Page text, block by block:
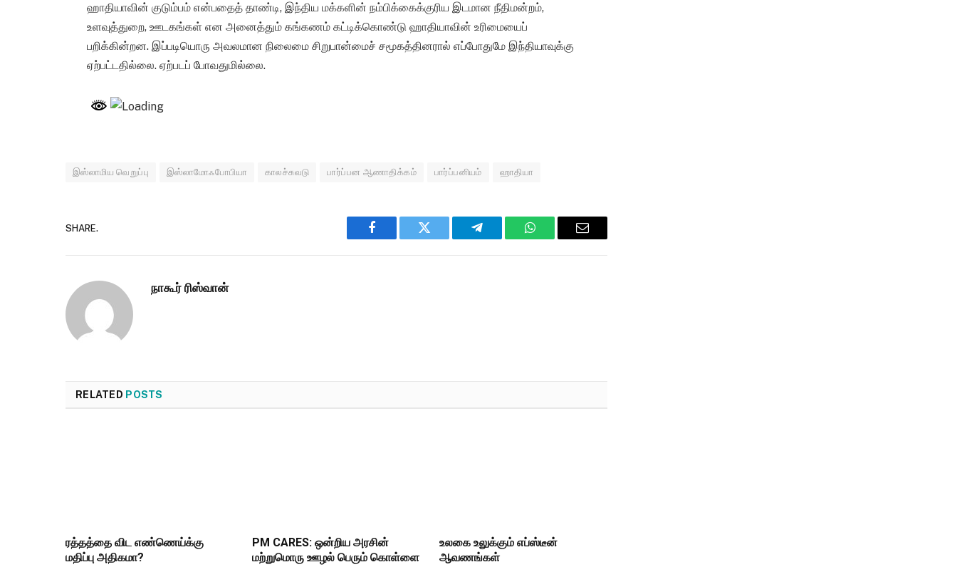
ஹாதியாவின் குடும்பம் என்பதைத் தாண்டி, இந்திய மக்களின் நம்பிக்கைக்குரிய இடமான நீதிமன்றம்,
உளவுத்துறை, ஊடகங்கள் என அனைத்தும் கங்கணம் கட்டிக்கொண்டு ஹாதியாவின் உரிமையைப்
பறிக்கின்றன. இப்படியொரு அவலமான நிலைமை சிறுபான்மைச் சமூகத்தினரால் எப்போதுமே இந்தியாவுக்கு
ஏற்பட்டதில்லை. ஏற்படப் போவதுமில்லை.
இஸ்லாமிய வெறுப்பு இஸ்லாமோஃபோபியா காலச்சுவடு பார்ப்பன ஆணாதிக்கம் பார்ப்பனியம் ஹாதியா
SHARE.
Facebook Twitter Telegram WhatsAppEmail
நாகூர் ரிஸ்வான்
RELATED POSTS
ரத்தத்தை விட எண்ணெய்க்கு
மதிப்பு அதிகமா?
PM CARES: ஒன்றிய அரசின்
மற்றுமொரு ஊழல் பெரும் கொள்ளை
உலகை உலுக்கும் எப்ஸ்டீன்
ஆவணங்கள்